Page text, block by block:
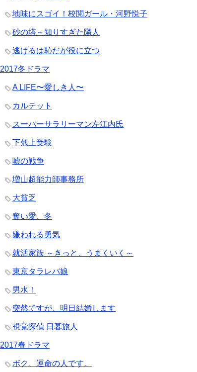
地味にスゴイ！校閲ガール・河野悦子
砂の塔～知りすぎた隣人
逃げるは恥だが役に立つ
2017冬ドラマ
A LIFE〜愛しき人〜
カルテット
スーパーサラリーマン左江内氏
下剋上受験
嘘の戦争
増山超能力師事務所
大貧乏
奪い愛、冬
嫌われる勇気
就活家族 ～きっと、うまくいく～
東京タラレバ娘
男水！
突然ですが、明日結婚します
視覚探偵 日暮旅人
2017春ドラマ
ボク、運命の人です。